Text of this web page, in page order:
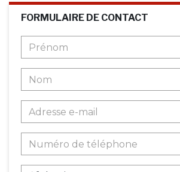
FORMULAIRE DE CONTACT